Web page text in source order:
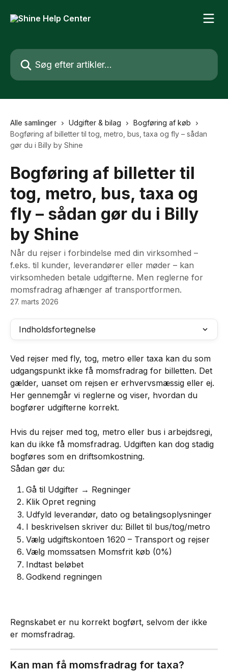
Søg efter artikler...
Alle samlinger Udgifter & bilag
Bogføring af køb
Bogføring af billetter til tog, metro, bus, taxa og fly – sådan
gør du i Billy by Shine
Bogføring af billetter til
tog, metro, bus, taxa og
fly – sådan gør du i Billy
by Shine
Når du rejser i forbindelse med din virksomhed –
f.eks. til kunder, leverandører eller møder – kan
virksomheden betale udgifterne. Men reglerne for
momsfradrag afhænger af transportformen.
27. marts 2026
Indholdsfortegnelse
Ved rejser med fly, tog, metro eller taxa kan du som
udgangspunkt ikke få momsfradrag for billetten. Det
gælder, uanset om rejsen er erhvervsmæssig eller ej.
Her gennemgår vi reglerne og viser, hvordan du
bogfører udgifterne korrekt.
Hvis du rejser med tog, metro eller bus i arbejdsregi,
kan du ikke få momsfradrag. Udgiften kan dog stadig
bogføres som en driftsomkostning.
Sådan gør du:
Gå til Udgifter → Regninger
Klik Opret regning
Udfyld leverandør, dato og betalingsoplysninger
I beskrivelsen skriver du: Billet til bus/tog/metro
Vælg udgiftskontoen 1620 – Transport og rejser
Vælg momssatsen Momsfrit køb (0%)
Indtast beløbet
Godkend regningen
Regnskabet er nu korrekt bogført, selvom der ikke
er momsfradrag.
Kan man få momsfradrag for taxa?